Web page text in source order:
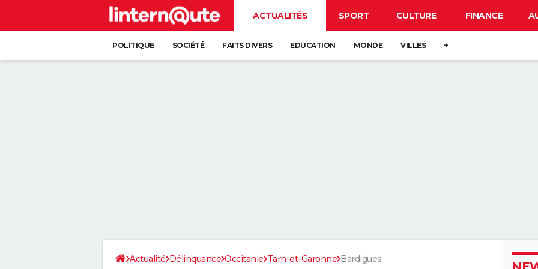
ACTUALITÉS SPORT CULTURE FINANCE
POLITIQUE SOCIÉTÉ FAITS DIVERS EDUCATION MONDE VILLES +
Actualité Délinquance Occitanie Tarn-et-Garonne Bardigues